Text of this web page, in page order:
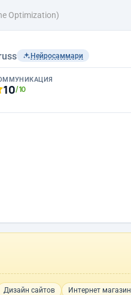
Optimization)
Нейросаммари
10/10
Дизайн сайтов Интернет магазин